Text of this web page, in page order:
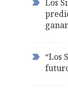
Los
“Los